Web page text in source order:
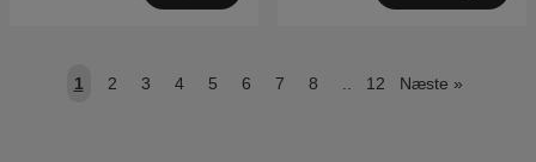
1 2 3 4 5 6 7 8 .. 12 Næste »